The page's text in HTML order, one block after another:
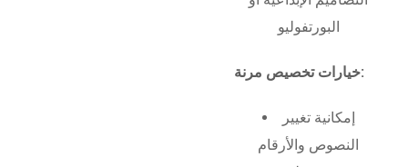
البورتفوليو
خيارات تخصيص مرنة:
إمكانية تغيير
النصوص والأرقام